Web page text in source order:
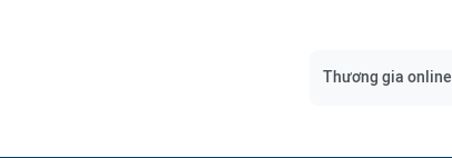
Thương gia online